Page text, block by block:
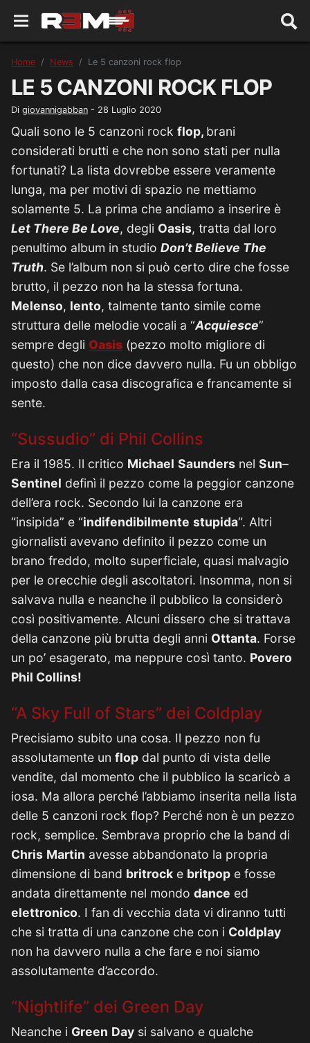
Home News Le 5 canzoni rock flop
LE 5 CANZONI ROCK FLOP
Di giovannigabban - 28 Luglio 2020
Quali sono le 5 canzoni rock flop, brani
considerati brutti e che non sono stati per nulla
fortunati? La lista dovrebbe essere veramente
lunga, ma per motivi di spazio ne mettiamo
solamente 5. La prima che andiamo a inserire è
Let There Be Love, degli Oasis, tratta dal loro
penultimo album in studio Don’t Believe The
Truth. Se l’album non si può certo dire che fosse
brutto, il pezzo non ha la stessa fortuna.
Melenso, lento, talmente tanto simile come
struttura delle melodie vocali a “Acquiesce”
sempre degli Oasis (pezzo molto migliore di
questo) che non dice davvero nulla. Fu un obbligo
imposto dalla casa discografica e francamente si
sente.
“Sussudio” di Phil Collins
Era il 1985. Il critico Michael Saunders nel Sun–
Sentinel definì il pezzo come la peggior canzone
dell’era rock. Secondo lui la canzone era
“insipida” e “indifendibilmente stupida“. Altri
giornalisti avevano definito il pezzo come un
brano freddo, molto superficiale, quasi malvagio
per le orecchie degli ascoltatori. Insomma, non si
salvava nulla e neanche il pubblico la considerò
così positivamente. Alcuni dissero che si trattava
della canzone più brutta degli anni Ottanta. Forse
un po’ esagerato, ma neppure così tanto. Povero
Phil Collins!
“A Sky Full of Stars” dei Coldplay
Precisiamo subito una cosa. Il pezzo non fu
assolutamente un flop dal punto di vista delle
vendite, dal momento che il pubblico la scaricò a
iosa. Ma allora perché l’abbiamo inserita nella lista
delle 5 canzoni rock flop? Perché non è un pezzo
rock, semplice. Sembrava proprio che la band di
Chris Martin avesse abbandonato la propria
dimensione di band britrock e britpop e fosse
andata direttamente nel mondo dance ed
elettronico. I fan di vecchia data vi diranno tutti
che si tratta di una canzone che con i Coldplay
non ha davvero nulla a che fare e noi siamo
assolutamente d’accordo.
“Nightlife” dei Green Day
Neanche i Green Day si salvano e qualche